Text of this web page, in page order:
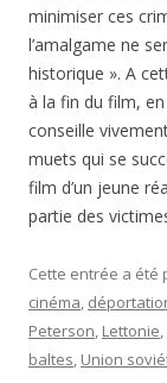
minimiser ces
l’amalgame ne
historique ». A
à la fin du film,
conseille
muets qui se
film d’un jeune
partie des
Cette entrée a été
cinéma,
Peterson, Lettonie,
baltes, Union